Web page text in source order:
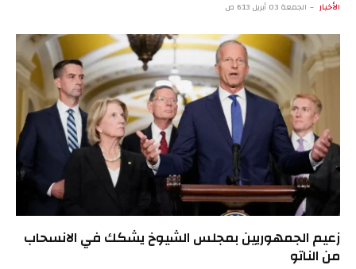
الأخبار الجمعة 03 أبريل 6:13 ص
زعيم الجمهوريين بمجلس الشيوخ يشكك في الانسحاب
من الناتو